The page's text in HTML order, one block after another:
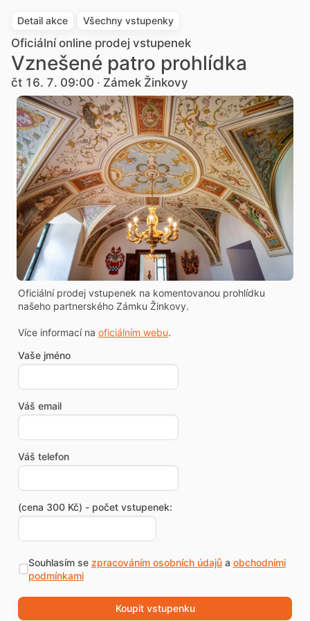
Detail akce Všechny vstupenky
Oficiální online prodej vstupenek
Vznešené patro prohlídka
čt 16. 7. 09:00 · Zámek Žinkovy
Oficiální prodej vstupenek na komentovanou prohlídku
našeho partnerského Zámku Žinkovy.
Více informací na oficiálním webu.
Vaše jméno
Váš email
Váš telefon
(cena 300 Kč) - počet vstupenek:
Souhlasím se zpracováním osobních údajůa obchodními
podmínkami
Koupit vstupenku